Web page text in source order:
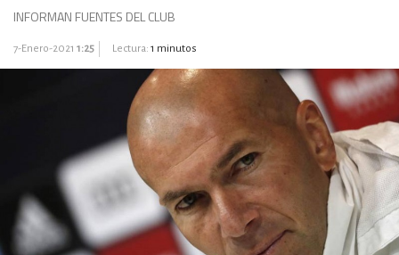
INFORMAN FUENTES DEL CLUB
7-Enero-2021 1:25 Lectura: 1 minutos